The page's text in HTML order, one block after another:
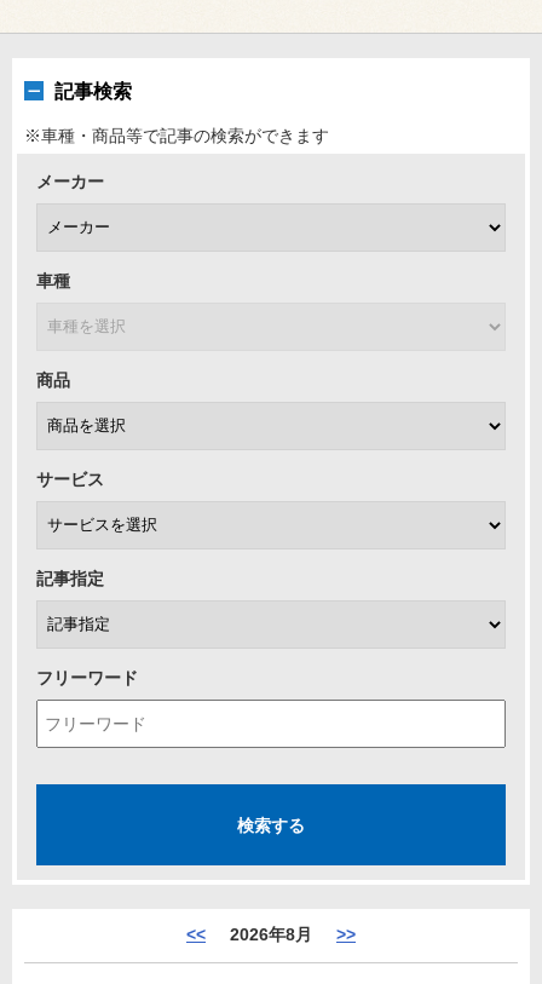
記事検索
※車種・商品等で記事の検索ができます
メーカー
車種
商品
サービス
記事指定
フリーワード
<< 2026年8月 >>